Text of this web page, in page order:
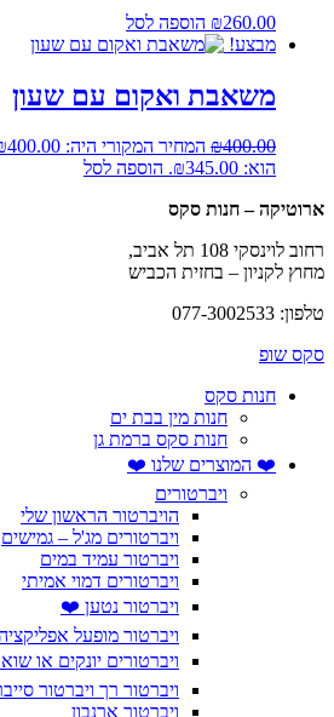
₪260.00
הוספה לסל
מבצע!
משאבת ואקום עם שעון
₪400.00 המחיר המקורי היה: ₪400.00.
הוא: ₪345.00.
הוספה לסל
ארוטיקה – חנות סקס
רחוב לוינסקי 108 תל אביב,
מחוץ לקניון – בחזית הכביש
טלפון: 077-3002533
סקס שופ
חנות סקס
חנות מין בבת ים
חנות סקס ברמת גן
❤️ המוצרים שלנו ❤️
ויברטורים
הויברטור הראשון שלי
ויברטורים מג'ל – גמישים
ויברטור עמיד במים
ויברטורים דמוי אמיתי
ויברטור נטען ❤️
ויברטור מופעל
ויברטורים יונקים או
ויברטור רך ויברטור
ויברטור ארנבון